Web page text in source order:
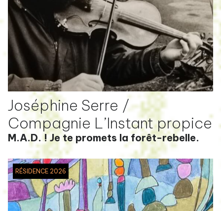
Joséphine Serre /
Compagnie L’Instant propice
M.A.D. ! Je te promets la forêt-rebelle.
RÉSIDENCE 2026